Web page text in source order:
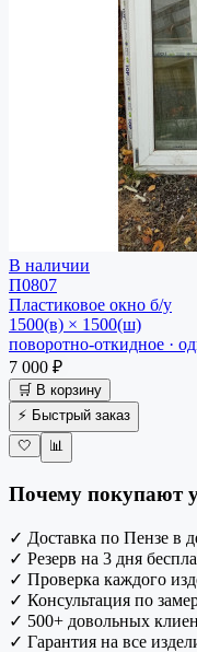
В наличии
П0807
Пластиковое окно б/у
1500(в) × 1500(ш)
поворотно-откидное ·
7 000 ₽
🛒 В корзину
⚡ Быстрый заказ
🤍
📊
Почему покупают
✓ Доставка по Пензе в
✓ Резерв на 3 дня
✓ Проверка каждого
✓ Консультация по
✓ 500+ довольных
✓ Гарантия на все